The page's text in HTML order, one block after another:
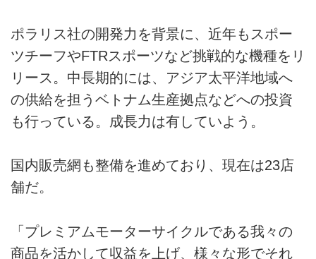
ポラリス社の開発力を背景に、近年もスポー
ツチーフやFTRスポーツなど挑戦的な機種をリ
リース。中長期的には、アジア太平洋地域へ
の供給を担うベトナム生産拠点などへの投資
も行っている。成長力は有していよう。
国内販売網も整備を進めており、現在は23店
舗だ。
「プレミアムモーターサイクルである我々の
商品を活かして収益を上げ、様々な形でそれ